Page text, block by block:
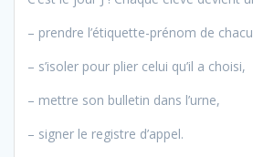
– prendre l’étiquette-prénom de
– s’isoler pour plier celui qu’il a choisi,
– mettre son bulletin dans l’urne,
– signer le registre d’appel.